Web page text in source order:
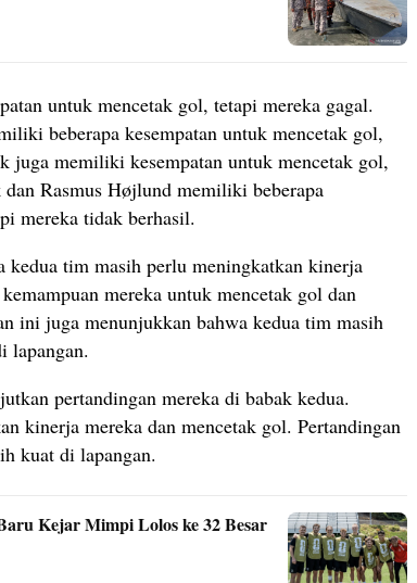
untuk mencetak gol, tetapi mereka gagal.
beberapa kesempatan untuk mencetak gol,
juga memiliki kesempatan untuk mencetak gol,
Rasmus Højlund memiliki beberapa
mereka tidak berhasil.
kedua tim masih perlu meningkatkan kinerja
mereka untuk mencetak gol dan
ini juga menunjukkan bahwa kedua tim masih
lapangan.
pertandingan mereka di babak kedua.
kinerja mereka dan mencetak gol. Pertandingan
kuat di lapangan.
Kejar Mimpi Lolos ke 32 Besar